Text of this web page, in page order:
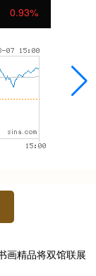
0.93%
画精品将双馆联展